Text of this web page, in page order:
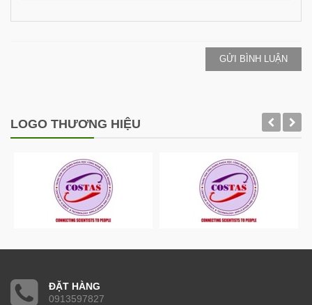
GỬI BÌNH LUẬN
LOGO THƯƠNG HIỆU
ĐẶT HÀNG
0913597827